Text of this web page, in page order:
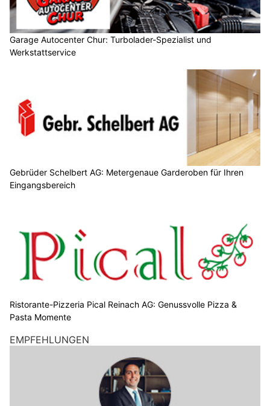
Garage Autocenter Chur: Turbolader-Spezialist und
Werkstattservice
Gebrüder Schelbert AG: Metergenaue Garderoben für Ihren
Eingangsbereich
Ristorante-Pizzeria Pical Reinach AG: Genussvolle Pizza &
Pasta Momente
EMPFEHLUNGEN